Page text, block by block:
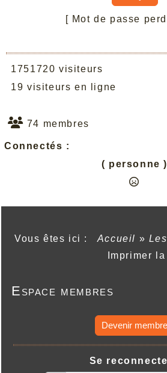
[ Mot de passe
1751720 visiteurs
19 visiteurs en ligne
74 membres
Connectés :
( personne )
Vous êtes ici : Accueil »
Imprimer
Espace membres
Devenir membre
Se